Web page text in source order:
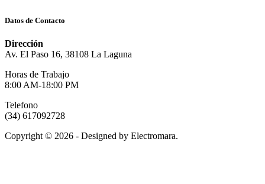
Datos de Contacto
Dirección
Av. El Paso 16, 38108 La Laguna
Horas de Trabajo
8:00 AM-18:00 PM
Telefono
(34) 617092728
Copyright © 2026 - Designed by Electromara.